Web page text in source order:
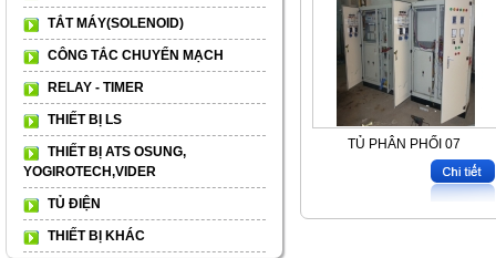
TẮT MÁY(SOLENOID)
CÔNG TẮC CHUYỂN MẠCH
RELAY - TIMER
THIẾT BỊ LS
THIẾT BỊ ATS OSUNG,
YOGIROTECH,VIDER
TỦ ĐIỆN
THIẾT BỊ KHÁC
TỦ PHÂN PHỐI 07